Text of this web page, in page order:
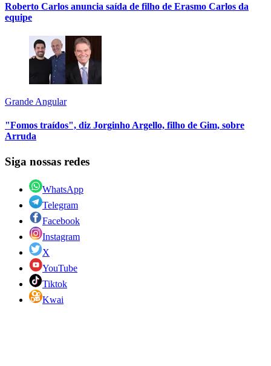
Roberto Carlos anuncia saída de filho de Erasmo Carlos da
equipe
Grande Angular
"Fomos traídos", diz Jorginho Argello, filho de Gim, sobre
Arruda
Siga nossas redes
WhatsApp
Telegram
Facebook
Instagram
X
YouTube
Tiktok
Kwai